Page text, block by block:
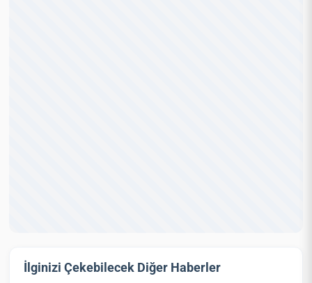
İlginizi Çekebilecek Diğer Haberler